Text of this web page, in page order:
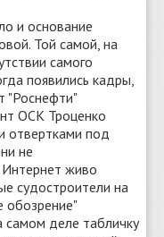
и основание
Той самой, на
самого
появились кадры,
"Роснефти"
ОСК Троценко
отвертками под
не
живо
судостроители на
обозрение"
самом деле табличку